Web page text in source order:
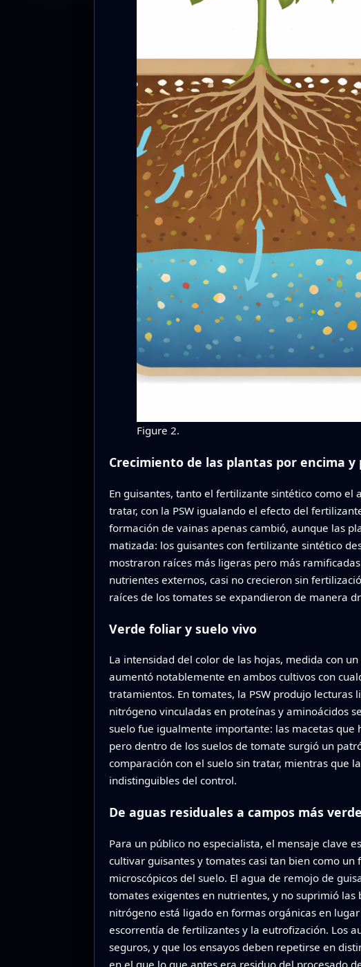
Figure 2.
Crecimiento de las plantas por encima y
En guisantes, tanto el fertilizante sintético como
tratar, con la PSW igualando el efecto del
formación de vainas apenas cambió, aunque las
matizada: los guisantes con fertilizante sintético
mostraron raíces más ligeras pero más
nutrientes externos, casi no crecieron sin
raíces de los tomates se expandieron de manera
Verde foliar y suelo vivo
La intensidad del color de las hojas, medida con
aumentó notablemente en ambos cultivos con
tratamientos. En tomates, la PSW produjo
nitrógeno vinculadas en proteínas y aminoácidos
suelo fue igualmente importante: las macetas que
pero dentro de los suelos de tomate surgió un
comparación con el suelo sin tratar, mientras que
indistinguibles del control.
De aguas residuales a campos más
Para un público no especialista, el mensaje clave
cultivar guisantes y tomates casi tan bien como
microscópicos del suelo. El agua de remojo de
tomates exigentes en nutrientes, y no suprimió
nitrógeno está ligado en formas orgánicas en
escorrentía de fertilizantes y la eutrofización. Los
seguros, y que los ensayos deben repetirse en
en el que lo que antes era residuo del procesado